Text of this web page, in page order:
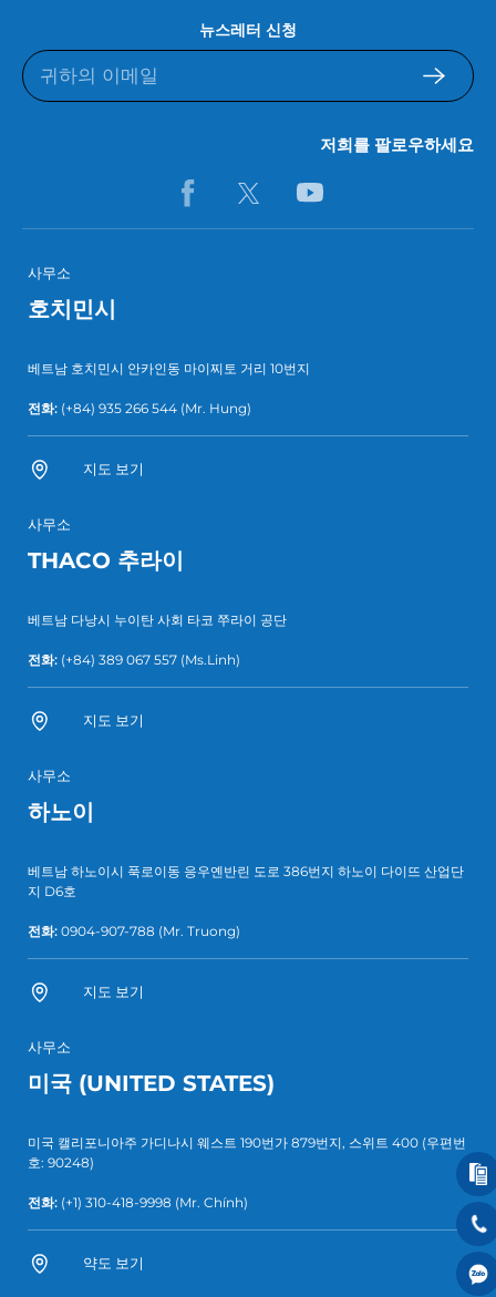
뉴스레터 신청
저희를 팔로우하세요
사무소
호치민시
베트남 호치민시 안카인동 마이찌토 거리 10번지
전화: (+84) 935 266 544 (Mr. Hung)
지도 보기
사무소
THACO 추라이
베트남 다낭시 누이탄 사회 타코 쭈라이 공단
전화: (+84) 389 067 557 (Ms.Linh)
지도 보기
사무소
하노이
베트남 하노이시 푹로이동 응우옌반린 도로 386번지 하노이 다이뜨 산업단
지 D6호
전화: 0904-907-788 (Mr. Truong)
지도 보기
사무소
미국 (UNITED STATES)
미국 캘리포니아주 가디나시 웨스트 190번가 879번지, 스위트 400 (우편번
호: 90248)
전화: (+1) 310-418-9998 (Mr. Chính)
약도 보기